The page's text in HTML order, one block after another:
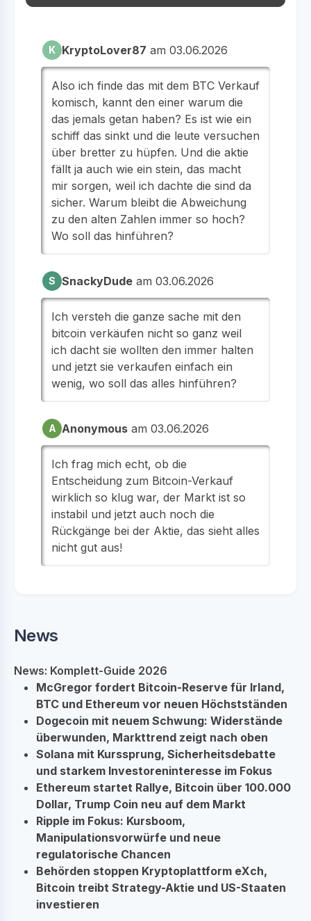
K KryptoLover87 am 03.06.2026
Also ich finde das mit dem BTC Verkauf
komisch, kannt den einer warum die
das jemals getan haben? Es ist wie ein
schiff das sinkt und die leute versuchen
über bretter zu hüpfen. Und die aktie
fällt ja auch wie ein stein, das macht
mir sorgen, weil ich dachte die sind da
sicher. Warum bleibt die Abweichung
zu den alten Zahlen immer so hoch?
Wo soll das hinführen?
S SnackyDude am 03.06.2026
Ich versteh die ganze sache mit den
bitcoin verkäufen nicht so ganz weil
ich dacht sie wollten den immer halten
und jetzt sie verkaufen einfach ein
wenig, wo soll das alles hinführen?
A Anonymous am 03.06.2026
Ich frag mich echt, ob die
Entscheidung zum Bitcoin-Verkauf
wirklich so klug war, der Markt ist so
instabil und jetzt auch noch die
Rückgänge bei der Aktie, das sieht alles
nicht gut aus!
News
News: Komplett-Guide 2026
McGregor fordert Bitcoin-Reserve für Irland,
BTC und Ethereum vor neuen Höchstständen
Dogecoin mit neuem Schwung: Widerstände
überwunden, Markttrend zeigt nach oben
Solana mit Kurssprung, Sicherheitsdebatte
und starkem Investoreninteresse im Fokus
Ethereum startet Rallye, Bitcoin über 100.000
Dollar, Trump Coin neu auf dem Markt
Ripple im Fokus: Kursboom,
Manipulationsvorwürfe und neue
regulatorische Chancen
Behörden stoppen Kryptoplattform eXch,
Bitcoin treibt Strategy-Aktie und US-Staaten
investieren